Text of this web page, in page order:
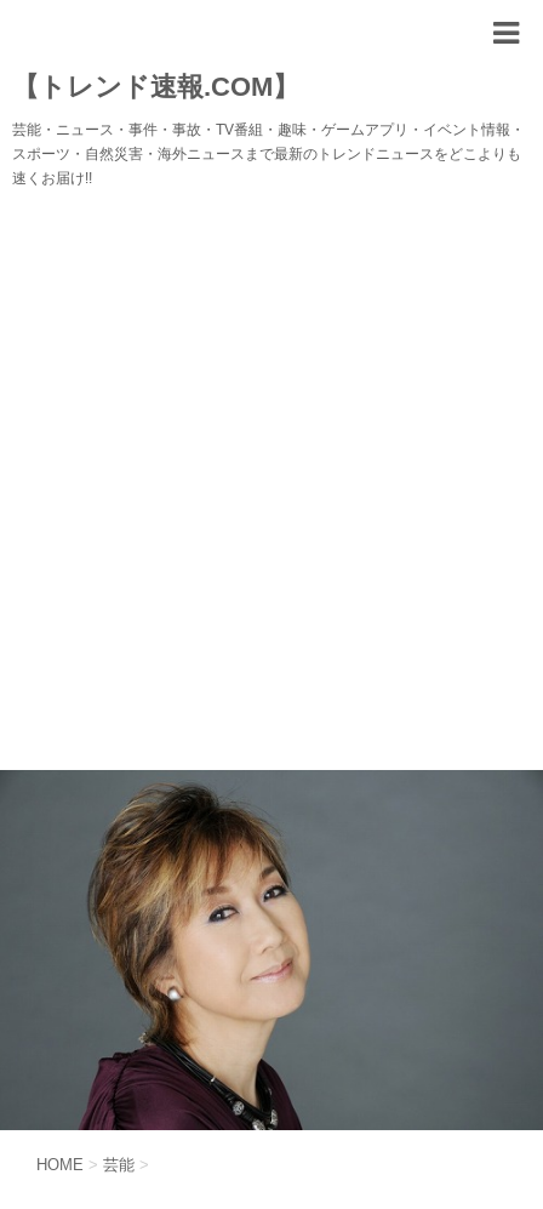
【トレンド速報.COM】
芸能・ニュース・事件・事故・TV番組・趣味・ゲームアプリ・イベント情報・
スポーツ・自然災害・海外ニュースまで最新のトレンドニュースをどこよりも
速くお届け!!
HOME > 芸能 >